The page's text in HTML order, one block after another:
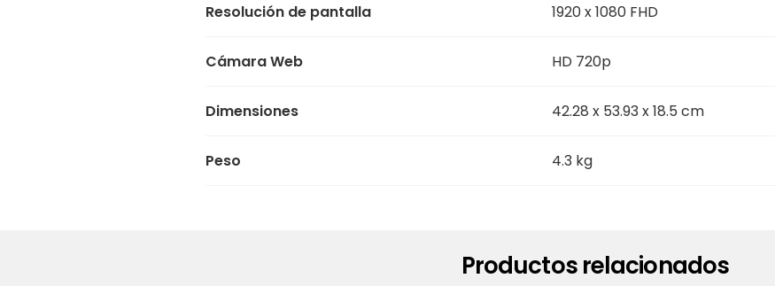
Resolución de pantalla 1920 x 1080 FHD
Cámara Web HD 720p
Dimensiones 42.28 x 53.93 x 18.5 cm
Peso 4.3 kg
Productos relacionados